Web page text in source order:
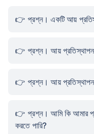
প্রশ্ন। একটি আয়
প্রশ্ন। আয় প্রতিস্থাপন
প্রশ্ন। আয় প্রতিস্থাপন
প্রশ্ন। আমি কি আমার
করতে পারি?